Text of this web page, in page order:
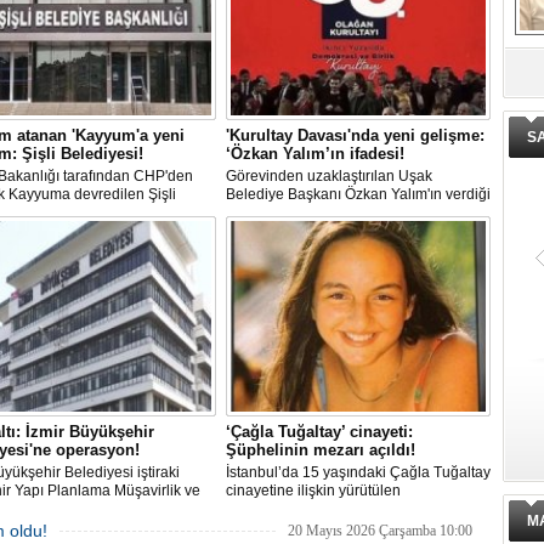
atanan 'Kayyum'a yeni
Şişli Belediyesi!
tarafından CHP'den
Kayyuma devredilen Şişli
bir hafta içinde 2. kez
değişti.
'Kurultay Davası'nda yeni gelişme:
‘Özkan Yalım’ın ifadesi!
Görevinden uzaklaştırılan Uşak
Belediye Başkanı Özkan Yalım'ın verdiği
son ek ifade 'Kurultay' davası dosyasına
İzmir Büyükşehir
operasyon!
Belediyesi iştiraki
Yapı Planlama Müşavirlik ve
operasyonu düzenlendi. 4
‘Çağla Tuğaltay’ cinayeti:
Şüphelinin mezarı açıldı!
İstanbul’da 15 yaşındaki Çağla Tuğaltay
cinayetine ilişkin yürütülen
atıldı. Savcılığın verdiği 'Feth-i Kabir'
oldu! 20 Mayıs 2026 Çarşamba 10:00